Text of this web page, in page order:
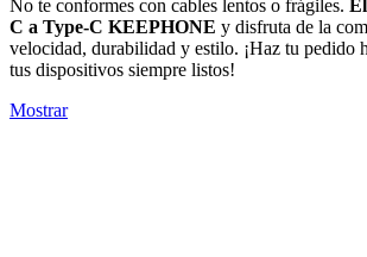
No te conformes con cables lentos o frágiles.
C a Type-C KEEPHONE y disfruta de la
velocidad, durabilidad y estilo. ¡Haz tu pedido
tus dispositivos siempre listos!
Mostrar